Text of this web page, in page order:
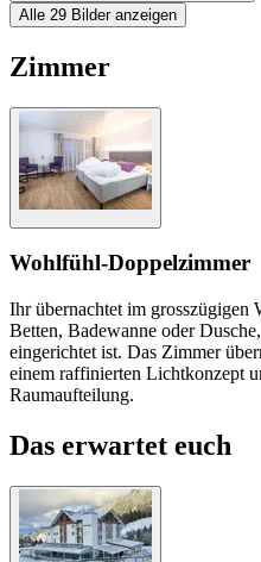
Alle 29 Bilder anzeigen
Zimmer
Wohlfühl-Doppelzimmer
Ihr übernachtet im
Betten, Badewanne oder
eingerichtet ist. Das Zimmer
einem raffinierten Lichtkonzept
Raumaufteilung.
Das erwartet euch